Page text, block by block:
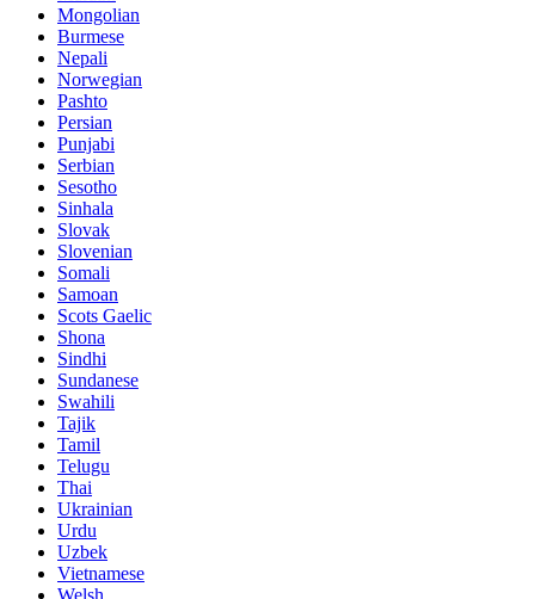
Mongolian
Burmese
Nepali
Norwegian
Pashto
Persian
Punjabi
Serbian
Sesotho
Sinhala
Slovak
Slovenian
Somali
Samoan
Scots Gaelic
Shona
Sindhi
Sundanese
Swahili
Tajik
Tamil
Telugu
Thai
Ukrainian
Urdu
Uzbek
Vietnamese
Welsh